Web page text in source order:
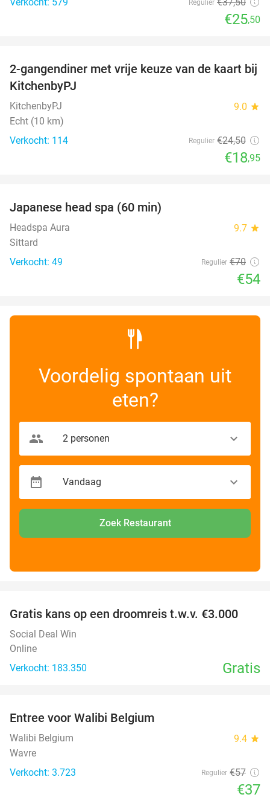
Regulier
€25,50
23%
2-gangendiner met vrije keuze van de kaart bij
KitchenbyPJ
KitchenbyPJ 9.0 star
Echt (10 km)
Verkocht: 114
Regulier €24,50
€18,95
Japanese head spa (60 min)
Headspa Aura 9.7 star
Sittard
Verkocht: 49
Regulier €70
€54
Voordelig spontaan uit
eten?
Zoek Restaurant
Gratis kans op een droomreis t.w.v. €3.000
Social Deal Win
Online
Verkocht: 183.350
Gratis
Entree voor Walibi Belgium
Walibi Belgium 9.4 star
Wavre
Verkocht: 3.723
Regulier €57
€37